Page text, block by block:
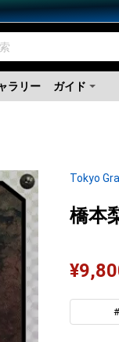
ラリー ガイド
Tokyo
橋本
¥